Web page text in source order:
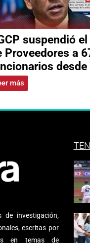
suspendió
Proveedores a
desde
más
investigación,
escritas por
en temas de